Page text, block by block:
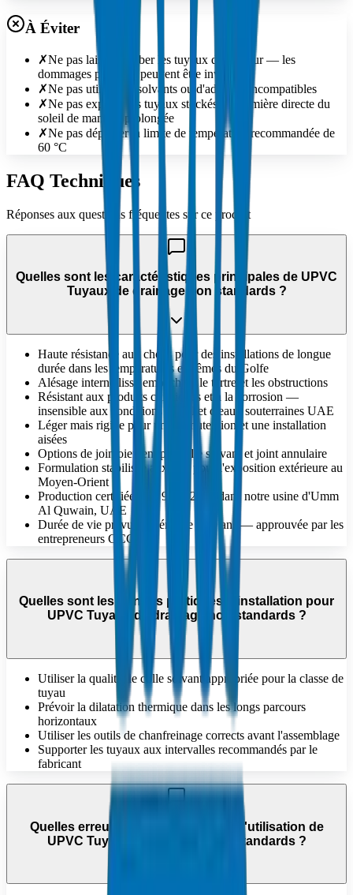
À Éviter
✗Ne pas laisser tomber les tuyaux de hauteur — les
dommages par choc peuvent être invisibles
✗Ne pas utiliser de solvants ou d'adhésifs incompatibles
✗Ne pas exposer les tuyaux stockés à la lumière directe du
soleil de manière prolongée
✗Ne pas dépasser la limite de température recommandée de
60 °C
FAQ Techniques
Réponses aux questions fréquentes sur ce produit
Quelles sont les caractéristiques principales de UPVC
Tuyaux de drainage non standards ?
Haute résistance aux chocs pour des installations de longue
durée dans les températures extrêmes du Golfe
Alésage interne lisse empêchant le tartre et les obstructions
Résistant aux produits chimiques et à la corrosion —
insensible aux conditions de sol et d'eaux souterraines UAE
Léger mais rigide pour une manutention et une installation
aisées
Options de jointoiement par colle solvant et joint annulaire
Formulation stabilisée aux UV pour l'exposition extérieure au
Moyen-Orient
Production certifiée ISO 9001:2015 dans notre usine d'Umm
Al Quwain, UAE
Durée de vie prévue supérieure à 50 ans — approuvée par les
entrepreneurs GCC
Quelles sont les bonnes pratiques d'installation pour
UPVC Tuyaux de drainage non standards ?
Utiliser la qualité de colle solvant appropriée pour la classe de
tuyau
Prévoir la dilatation thermique dans les longs parcours
horizontaux
Utiliser les outils de chanfreinage corrects avant l'assemblage
Supporter les tuyaux aux intervalles recommandés par le
fabricant
Quelles erreurs faut-il éviter lors de l'utilisation de
UPVC Tuyaux de drainage non standards ?